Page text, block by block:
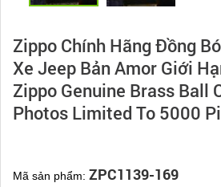
Zippo Chính Hãng Đồng
Xe Jeep Bản Amor Giới
Zippo Genuine Brass Ball
Photos Limited To 5000
Mã sản phẩm: ZPC1139-169